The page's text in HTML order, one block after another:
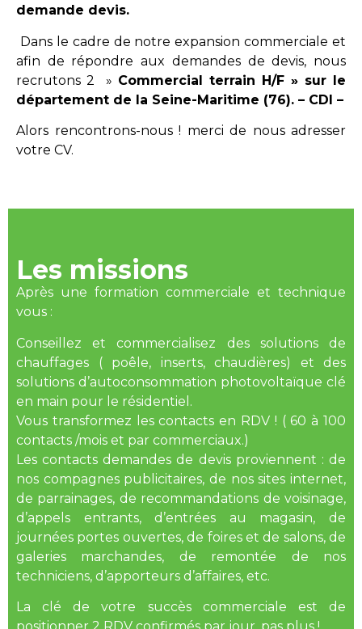
demande devis.
Dans le cadre de notre expansion commerciale et
afin de répondre aux demandes de devis, nous
recrutons 2 » Commercial terrain H/F » sur le
département de la Seine-Maritime (76). – CDI –
Alors rencontrons-nous ! merci de nous adresser
votre CV.
Les missions
Après une formation commerciale et technique
vous :
Conseillez et commercialisez des solutions de
chauffages ( poêle, inserts, chaudières) et des
solutions d’autoconsommation photovoltaïque clé
en main pour le résidentiel.
Vous transformez les contacts en RDV ! ( 60 à 100
contacts /mois et par commerciaux.)
Les contacts demandes de devis proviennent : de
nos compagnes publicitaires, de nos sites internet,
de parrainages, de recommandations de voisinage,
d’appels entrants, d’entrées au magasin, de
journées portes ouvertes, de foires et de salons, de
galeries marchandes, de remontée de nos
techniciens, d’apporteurs d’affaires, etc.
La clé de votre succès commerciale est de